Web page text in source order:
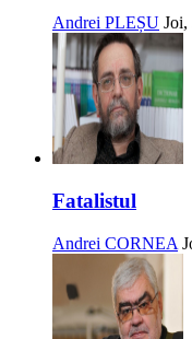
Andrei PLEȘU Joi,
Fatalistul
Andrei CORNEA